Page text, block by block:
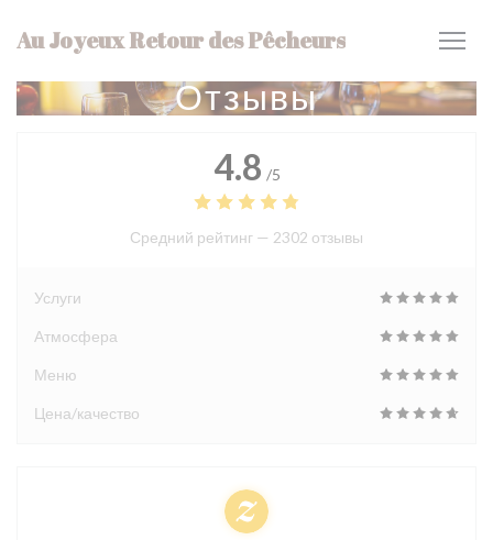
Au Joyeux Retour des Pêcheurs
Отзывы
4.8 /5
Средний рейтинг — 2302 отзывы
Услуги
Атмосфера
Меню
Цена/качество